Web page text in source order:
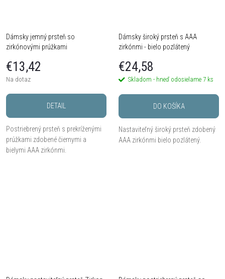
Dámsky jemný prsteň so
zirkónovými prúžkami
€13,42
Na dotaz
DETAIL
Postriebrený prsteň s prekríženými
prúžkami zdobené čiernymi a
bielymi AAA zirkónmi.
Dámsky široký prsteň s AAA
zirkónmi - bielo pozlátený
€24,58
Skladom - hneď odosielame 7 ks
DO KOŠÍKA
Nastaviteľný široký prsteň zdobený
AAA zirkónmi bielo pozlátený.